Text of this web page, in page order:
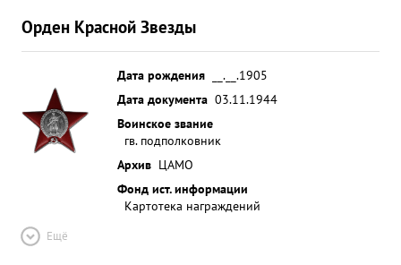
Орден Красной Звезды
Дата рождения
__.__.1905
Дата документа 03.11.1944
Воинское звание
гв. подполковник
Архив ЦАМО
Фонд ист. информации
Картотека награждений
Ещё